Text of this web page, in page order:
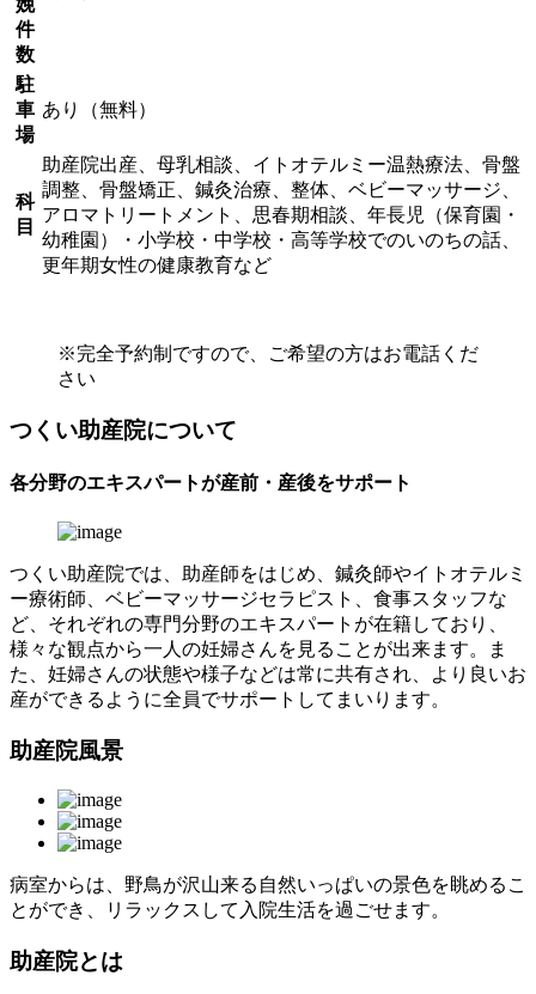
娩
件
数
駐
車
場
あり（無料）
科
目
助産院出産、母乳相談、イトオテルミー温熱療法、骨盤
調整、骨盤矯正、鍼灸治療、整体、ベビーマッサージ、
アロマトリートメント、思春期相談、年長児（保育園・
幼稚園）・小学校・中学校・高等学校でのいのちの話、
更年期女性の健康教育など
※完全予約制ですので、ご希望の方はお電話くだ
さい
つくい助産院について
各分野のエキスパートが産前・産後をサポート
つくい助産院では、助産師をはじめ、鍼灸師やイトオテルミ
ー療術師、ベビーマッサージセラピスト、食事スタッフな
ど、それぞれの専門分野のエキスパートが在籍しており、
様々な観点から一人の妊婦さんを見ることが出来ます。ま
た、妊婦さんの状態や様子などは常に共有され、より良いお
産ができるように全員でサポートしてまいります。
助産院風景
病室からは、野鳥が沢山来る自然いっぱいの景色を眺めるこ
とができ、リラックスして入院生活を過ごせます。
助産院とは